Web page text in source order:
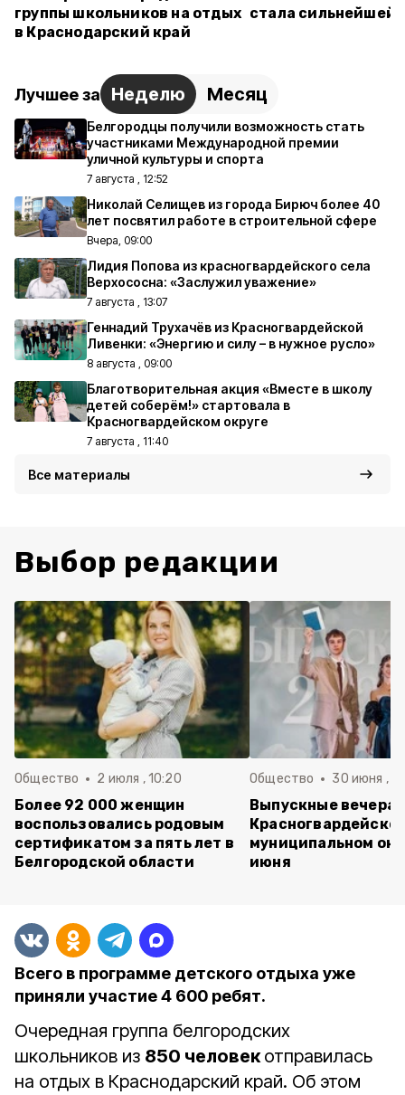
группы школьников на отдых
в Краснодарский край
стала сильнейшей
Лучшее за Неделю Месяц
Белгородцы получили возможность стать
участниками Международной премии
уличной культуры и спорта
7 августа , 12:52
Николай Селищев из города Бирюч более 40
лет посвятил работе в строительной сфере
Вчера, 09:00
Лидия Попова из красногвардейского села
Верхососна: «Заслужил уважение»
7 августа , 13:07
Геннадий Трухачёв из Красногвардейской
Ливенки: «Энергию и силу – в нужное русло»
8 августа , 09:00
Благотворительная акция «Вместе в школу
детей соберём!» стартовала в
Красногвардейском округе
7 августа , 11:40
Все материалы
Выбор редакции
Общество 2 июля , 10:20
Более 92 000 женщин
воспользовались родовым
сертификатом за пять лет в
Белгородской области
Общество 30 июня ,
Выпускные вечера
муниципальном
июня
Всего в программе детского отдыха уже
приняли участие 4 600 ребят.
Очередная группа белгородских
школьников из 850 человекотправилась
на отдых в Краснодарский край. Об этом